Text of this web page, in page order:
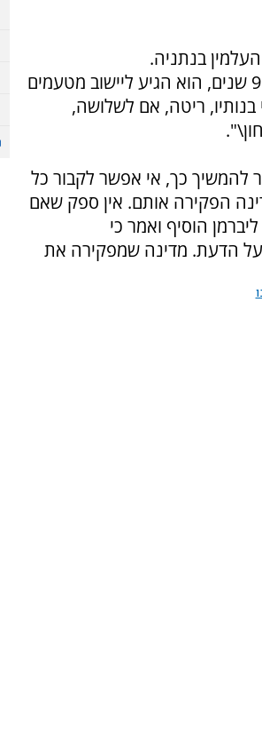
אתי רוזנבלט תושבת היישוב סיפרה כי \"איליה היה שכן שלנו במשך 9 שנים, הוא הגיע ליישוב מטעמים
בנותיו, ריטה, אם לשלושה,
להמשיך כך, אי אפשר לקבור כל
הפקירה אותם. אין ספק שאם
הוסיף ואמר כי
הדעת. מדינה שמפקירה את